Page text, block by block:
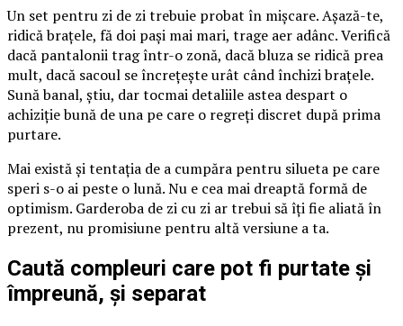
Un set pentru zi de zi trebuie probat în mișcare. Așază-te,
ridică brațele, fă doi pași mai mari, trage aer adânc. Verifică
dacă pantalonii trag într-o zonă, dacă bluza se ridică prea
mult, dacă sacoul se încrețește urât când închizi brațele.
Sună banal, știu, dar tocmai detaliile astea despart o
achiziție bună de una pe care o regreți discret după prima
purtare.
Mai există și tentația de a cumpăra pentru silueta pe care
speri s-o ai peste o lună. Nu e cea mai dreaptă formă de
optimism. Garderoba de zi cu zi ar trebui să îți fie aliată în
prezent, nu promisiune pentru altă versiune a ta.
Caută compleuri care pot fi purtate și
împreună, și separat